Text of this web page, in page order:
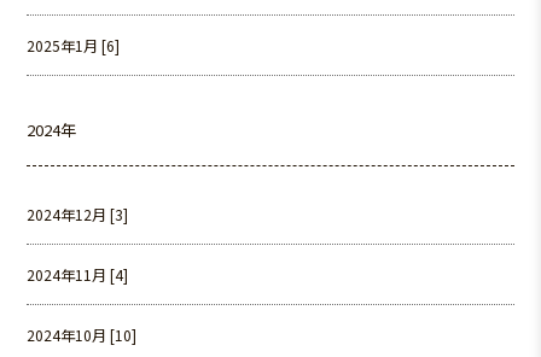
2025年1月 [6]
2024年
2024年12月 [3]
2024年11月 [4]
2024年10月 [10]